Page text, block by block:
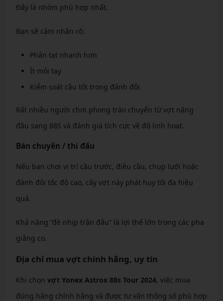
Đây là nhóm phù hợp nhất.
Bạn sẽ cảm nhận rõ:
Phản tạt nhanh hơn
Ít mỏi tay
Kiểm soát cầu tốt trong đánh đôi
Rất nhiều người chơi phong trào chuyển từ vợt nặng
đầu sang 88S và đánh giá tích cực về độ linh hoạt.
Bán chuyên / thi đấu
Nếu bạn chơi vị trí cầu trước, điều cầu, chụp lưới hoặc
đánh đôi tốc độ cao, cây vợt này phát huy tối đa hiệu
quả.
Khả năng “đè nhịp trận đấu” là lợi thế lớn trong các pha
giằng co.
Địa chỉ mua vợt chính hãng, uy tín
Khi chọn vợt Yonex Astrox 88s Tour 2024, việc mua
đúng hàng chính hãng và được tư vấn thông số phù hợp